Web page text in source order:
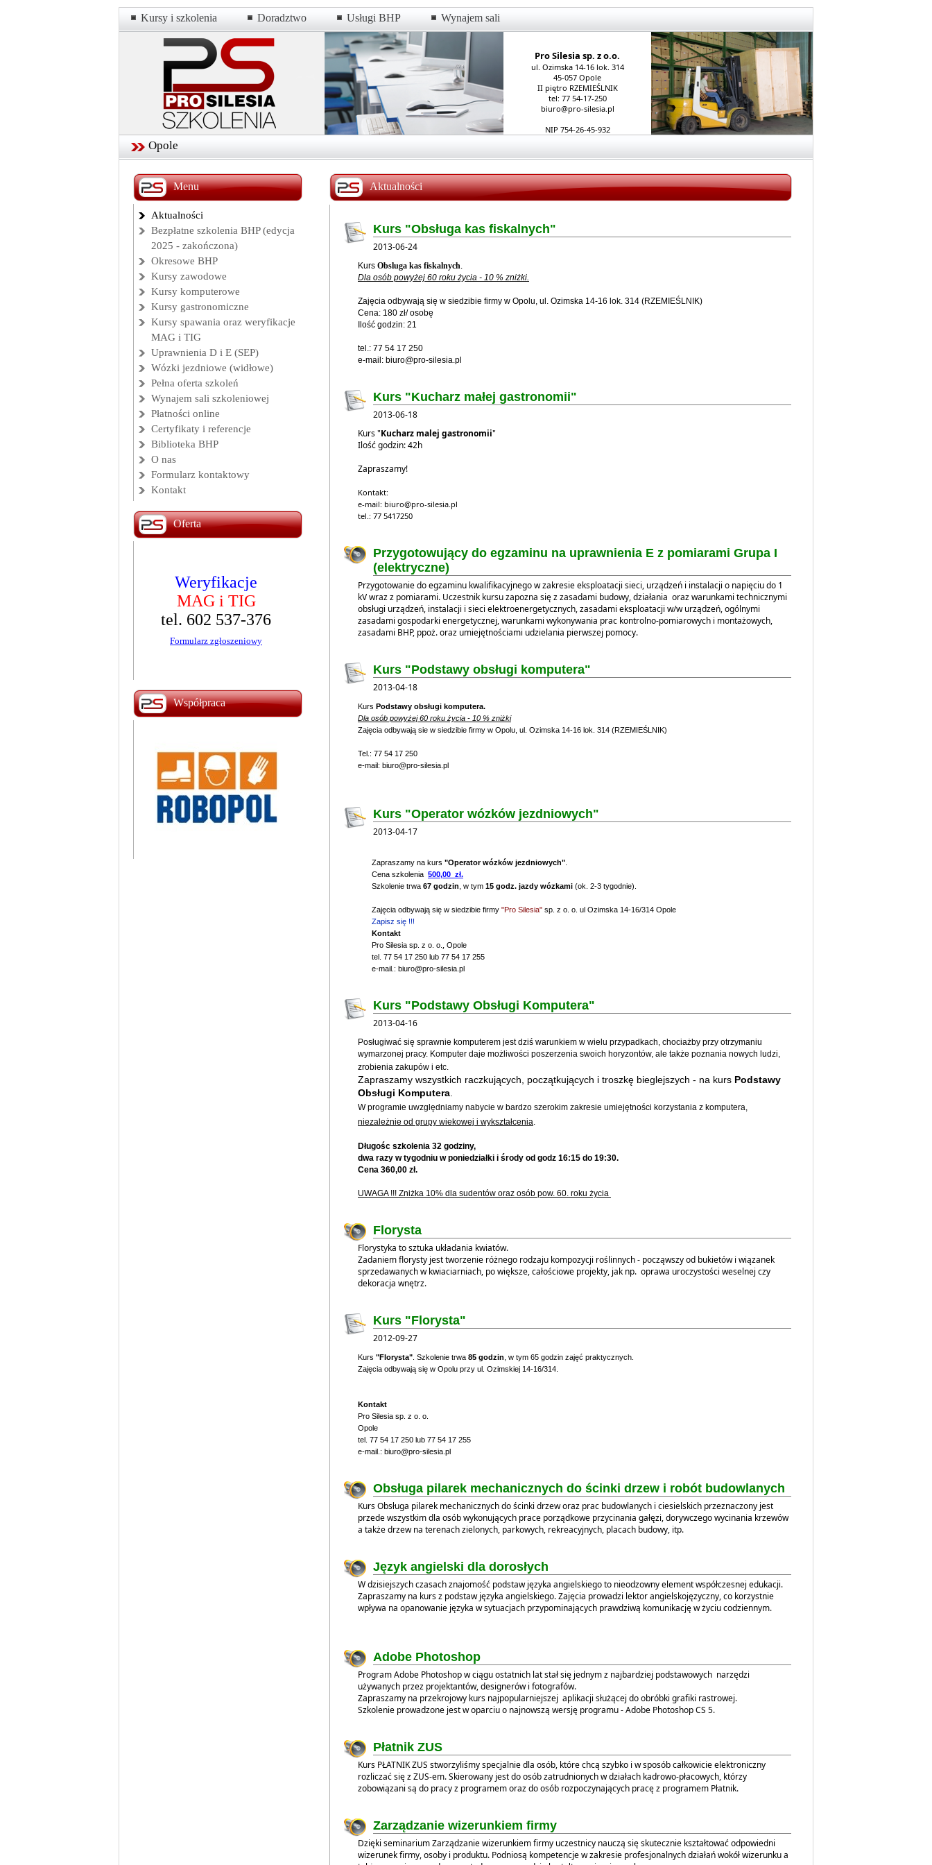
Kursy i szkolenia Doradztwo Usługi BHP Wynajem sali
Pro Silesia sp. z o.o.
ul. Ozimska 14-16 lok. 314
45-057 Opole
II piętro RZEMIEŚLNIK
tel: 77 54-17-250
biuro@pro-silesia.pl
NIP 754-26-45-932
Opole
Aktualności
Kurs "Obsługa kas fiskalnych"
2013-06-24
Kurs Obsluga kas fiskalnych.
Dla osób powyżej 60 roku życia - 10 % zniżki.
Zajęcia odbywają się w siedzibie firmy w Opolu, ul. Ozimska 14-16 lok. 314 (RZEMIEŚLNIK)
Cena: 180 zł/ osobę
Ilość godzin: 21
tel.: 77 54 17 250
e-mail: biuro@pro-silesia.pl
Kurs "Kucharz małej gastronomii"
2013-06-18
Kurs "Kucharz malej gastronomii"
Ilość godzin: 42h
Zapraszamy!
Kontakt:
e-mail: biuro@pro-silesia.pl
tel.: 77 5417250
Przygotowujący do egzaminu na uprawnienia E z pomiarami Grupa I
(elektryczne)
Przygotowanie do egzaminu kwalifikacyjnego w zakresie eksploatacji sieci, urządzeń i instalacji o napięciu do 1
kV wraz z pomiarami. Uczestnik kursu zapozna się z zasadami budowy, działania oraz warunkami technicznymi
obsługi urządzeń, instalacji i sieci elektroenergetycznych, zasadami eksploatacji w/w urządzeń, ogólnymi
zasadami gospodarki energetycznej, warunkami wykonywania prac kontrolno-pomiarowych i montażowych,
zasadami BHP, ppoż. oraz umiejętnościami udzielania pierwszej pomocy.
Kurs "Podstawy obsługi komputera"
2013-04-18
Kurs Podstawy obsługi komputera.
Dla osób powyżej 60 roku życia - 10 % zniżki
Zajęcia odbywają sie w siedzibie firmy w Opolu, ul. Ozimska 14-16 lok. 314 (RZEMIEŚLNIK)
Tel.: 77 54 17 250
e-mail: biuro@pro-silesia.pl
Kurs "Operator wózków jezdniowych"
2013-04-17
Zapraszamy na kurs "Operator wózków jezdniowych"
Cena szkolenia 500,00 zł.
Szkolenie trwa 67 godzin , w tym 15 godz. jazdy wózkami (ok. 2-3 tygodnie).
Zajęcia odbywają się w siedzibie firmy "Pro Silesia" sp. z o. o. ul Ozimska 14-16/314 Opole
Zapisz się !!!
Kontakt
Pro Silesia sp. z o. o. , Opole
tel. 77 54 17 250 lub 77 54 17 255
e-mail.: biuro@pro-silesia.pl
Kurs "Podstawy Obsługi Komputera"
2013-04-16
Posługiwać się sprawnie komputerem jest dziś warunkiem w wielu przypadkach, chociażby przy otrzymaniu
wymarzonej pracy. Komputer daje możliwości poszerzenia swoich horyzontów, ale także poznania nowych ludzi,
zrobienia zakupów i etc.
Zapraszamy wszystkich raczkujących, początkujących i troszkę bieglejszych - na kurs Podstawy
Obsługi Komputera
W programie uwzględniamy nabycie w bardzo szerokim zakresie umiejętności korzystania z komputera,
niezależnie od grupy wiekowej i wykształcenia.
Długośc szkolenia 32 godziny,
dwa razy w tygodniu w poniedziałki i środy od godz 16:15 do 19:30.
Cena 360,00 zł.
UWAGA !!! Zniżka 10% dla sudentów oraz osób pow. 60. roku życia
Florysta
Florystyka to sztuka układania kwiatów.
Zadaniem florysty jest tworzenie różnego rodzaju kompozycji roślinnych - począwszy od bukietów i wiązanek
sprzedawanych w kwiaciarniach, po większe, całościowe projekty, jak np. oprawa uroczystości weselnej czy
dekoracja wnętrz.
Kurs "Florysta"
2012-09-27
Kurs "Florysta" . Szkolenie trwa 85 godzin , w tym 65 godzin zajęć praktycznych.
Zajęcia odbywają się w Opolu przy ul. Ozimskiej 14-16/314.
Kontakt
Pro Silesia sp. z o. o.
Opole
tel. 77 54 17 250 lub 77 54 17 255
e-mail.: biuro@pro-silesia.pl
Obsługa pilarek mechanicznych do ścinki drzew i robót budowlanych
Kurs Obsługa pilarek mechanicznych do ścinki drzew oraz prac budowlanych i ciesielskich przeznaczony jest
przede wszystkim dla osób wykonujących prace porządkowe przycinania gałęzi, dorywczego wycinania krzewów
a także drzew na terenach zielonych, parkowych, rekreacyjnych, placach budowy, itp.
Język angielski dla dorosłych
W dzisiejszych czasach znajomość podstaw języka angielskiego to nieodzowny element współczesnej edukacji.
Zapraszamy na kurs z podstaw języka angielskiego. Zajęcia prowadzi lektor angielskojęzyczny, co korzystnie
wpływa na opanowanie języka w sytuacjach przypominających prawdziwą komunikację w życiu codziennym.
Adobe Photoshop
Program Adobe Photoshop w ciągu ostatnich lat stał się jednym z najbardziej podstawowych narzędzi
używanych przez projektantów, designerów i fotografów.
Zapraszamy na przekrojowy kurs najpopularniejszej aplikacji służącej do obróbki grafiki rastrowej.
Szkolenie prowadzone jest w oparciu o najnowszą wersję programu - Adobe Photoshop CS 5.
Płatnik ZUS
Kurs PŁATNIK ZUS stworzyliśmy specjalnie dla osób, które chcą szybko i w sposób całkowicie elektroniczny
rozliczać się z ZUS-em. Skierowany jest do osóbzatrudnionych w działach kadrowo-płacowych, którzy
zobowiązani są do pracy z programem oraz do osób rozpoczynających pracę z programem Płatnik.
Zarządzanie wizerunkiem firmy
Dzięki seminarium Zarządzanie wizerunkiem firmy uczestnicy nauczą się skutecznie kształtować odpowiedni
wizerunek firmy, osoby i produktu. Podniosą kompetencje w zakresie profesjonalnych działań wokół wizerunku a
Menu
Aktualności
Bezpłatne szkolenia BHP (edycja
2025 - zakończona)
Okresowe BHP
Kursy zawodowe
Kursy komputerowe
Kursy gastronomiczne
Kursy spawania oraz weryfikacje
MAG i TIG
Uprawnienia D i E (SEP)
Wózki jezdniowe (widłowe)
Pełna oferta szkoleń
Wynajem sali szkoleniowej
Płatności online
Certyfikaty i referencje
Biblioteka BHP
O nas
Formularz kontaktowy
Kontakt
Oferta
Weryfikacje
MAG i TIG
tel. 602 537-376
Formularz zgłoszeniowy
Kurs spawania
MAG i TIG
Namysłów
Zapisz się MAG!
Współpraca